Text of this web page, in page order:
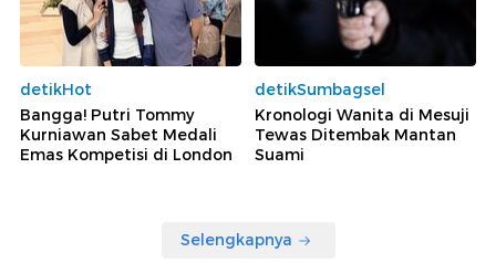
detikHot
Bangga! Putri Tommy
Kurniawan Sabet Medali
Emas Kompetisi di London
detikSumbagsel
Kronologi Wanita di Mesuji
Tewas Ditembak Mantan
Suami
Selengkapnya